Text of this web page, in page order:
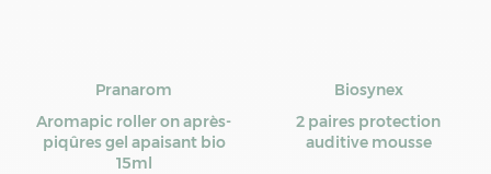
Pranarom
Aromapic roller on après-
piqûres gel apaisant bio
15ml
Biosynex
2 paires protection
auditive mousse